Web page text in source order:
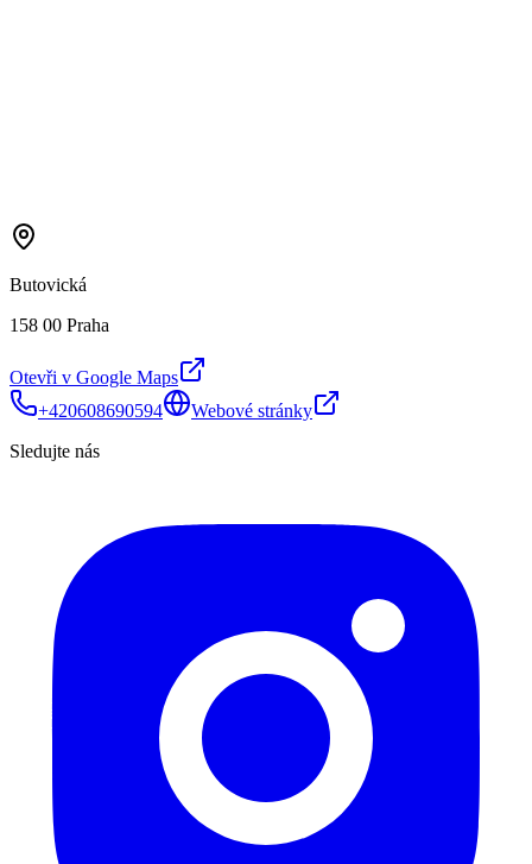
Butovická
158 00 Praha
Otevři v Google Maps
+420608690594
Webové stránky
Sledujte nás